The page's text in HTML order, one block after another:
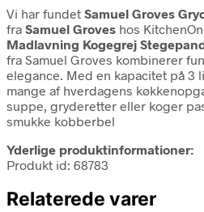
Vi har fundet Samuel Groves
fra Samuel Groves hos
Madlavning Kogegrej
fra Samuel Groves kombinerer
elegance. Med en kapacitet på 3
mange af hverdagens
suppe, gryderetter eller koger
smukke kobberbel
Yderlige produktinformationer:
Produkt id: 68783
Relaterede varer